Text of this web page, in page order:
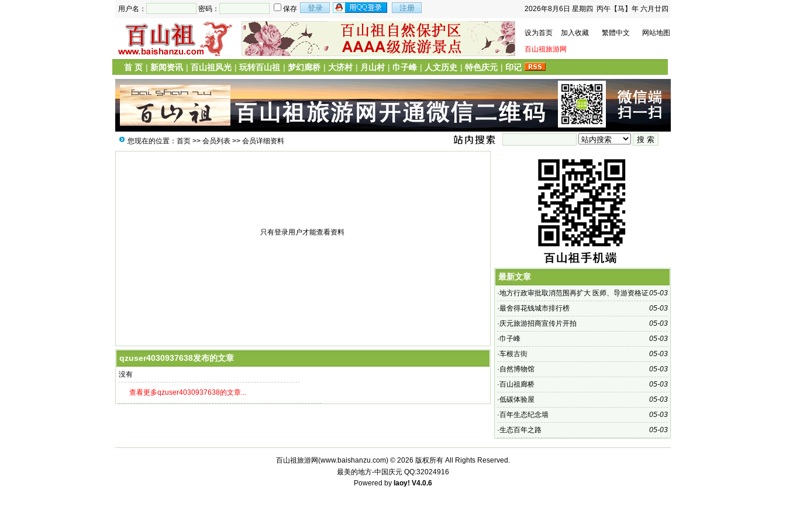
2026年8月6日 星期四 丙午【马】年 六月廿四
用户名： 密码： 保存
设为首页 加入收藏 繁體中文
网站地图
百山祖旅游网
首 页 | 新闻资讯 | 百山祖风光 | 玩转百山祖 | 梦幻廊桥 | 大济村 | 月山村 | 巾子峰 | 人文历史 | 特色庆元 | 印记
您现在的位置： 首页 >> 会员列表 >> 会员详细资料
只有登录用户才能查看资料
qzuser4030937638发布的文章
没有
查看更多qzuser4030937638的文章...
最新文章
05-03
·地方行政审批取消范围再扩大 医师、导游资格证
发放取消？
05-03
·最舍得花钱城市排行榜
05-03
·庆元旅游招商宣传片开拍
05-03
·巾子峰
05-03
·车根古街
05-03
·自然博物馆
05-03
·百山祖廊桥
05-03
·低碳体验屋
05-03
·百年生态纪念墙
05-03
·生态百年之路
百山祖旅游网(www.baishanzu.com) © 2026 版权所有 All Rights Reserved.
最美的地方-中国庆元 QQ:32024916
Powered by laoy! V4.0.6